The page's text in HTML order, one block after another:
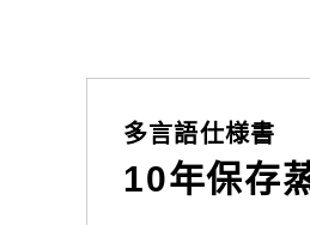
多言語仕様書
10年保存